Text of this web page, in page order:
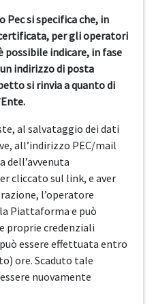
Pec si specifica che, in
per gli operatori
indicare, in fase
indirizzo di posta
si rinvia a quanto di
al salvataggio dei dati
all’indirizzo PEC/mail
dell’avvenuta
cliccato sul link, e aver
l’operatore
Piattaforma e può
proprie credenziali
essere effettuata entro
ore. Scaduto tale
nuovamente